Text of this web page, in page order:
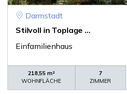
Darmstadt
Stilvoll in Toplage ...
Einfamilienhaus
218,55 m²
WOHNFLÄCHE
7
ZIMMER